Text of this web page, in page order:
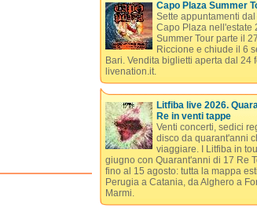
Capo Plaza Summer
Sette appuntamenti
Capo Plaza nell'estate
Summer Tour parte il
Riccione e chiude il 6
Bari. Vendita biglietti aperta dal 24
livenation.it.
Litfiba live 2026.
Re in venti tappe
Venti concerti, sedici
disco da quarant'anni
viaggiare. I Litfiba in
giugno con Quarant'anni di 17 Re
fino al 15 agosto: tutta la mappa
Perugia a Catania, da Alghero a
Marmi.